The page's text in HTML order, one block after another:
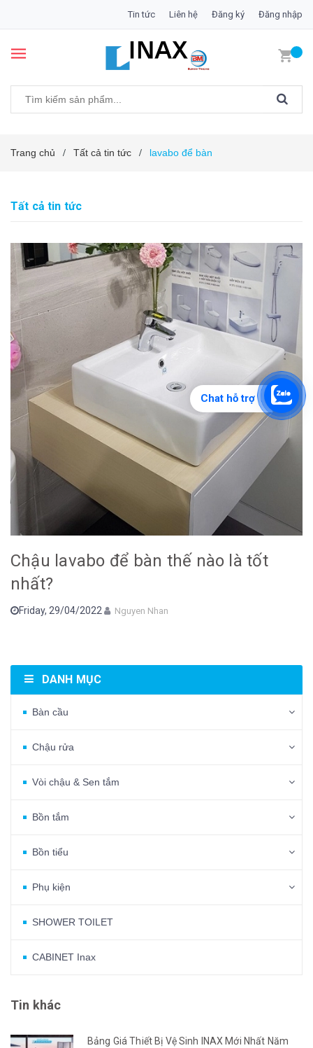
Tin tức Liên hệ Đăng ký Đăng nhập
Trang chủ / Tất cả tin tức / lavabo để bàn
Tất cả tin tức
Chậu lavabo để bàn thế nào là tốt
nhất?
Friday, 29/04/2022 Nguyen Nhan
DANH MỤC
Bàn cầu
Chậu rửa
Vòi chậu & Sen tắm
Bồn tắm
Bồn tiểu
Phụ kiện
SHOWER TOILET
CABINET Inax
Tin khác
Bảng Giá Thiết Bị Vệ Sinh INAX Mới Nhất Năm
Chat hỗ trợ